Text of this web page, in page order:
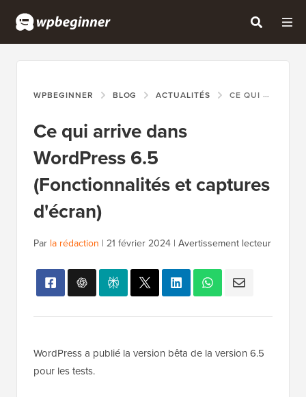
WPBEGINNER BLOG ACTUALITÉS CE QUI ARRIVE DANS WORDPRESS 6.5 (FONCTIONNALITÉS ET CAPTURES D'ÉCRAN)
Ce qui arrive dans
WordPress 6.5
(Fonctionnalités et captures
d'écran)
Par la rédaction | 21 février 2024 | Avertissement lecteur
WordPress a publié la version bêta de la version 6.5
pour les tests.